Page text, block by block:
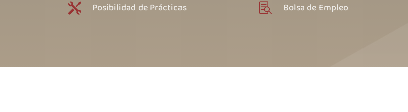
 Posibilidad de Prácticas  Bolsa de Empleo